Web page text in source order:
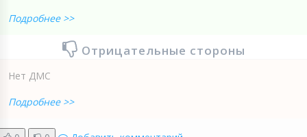
Подробнее >>
Отрицательные стороны
Нет ДМС
Подробнее >>